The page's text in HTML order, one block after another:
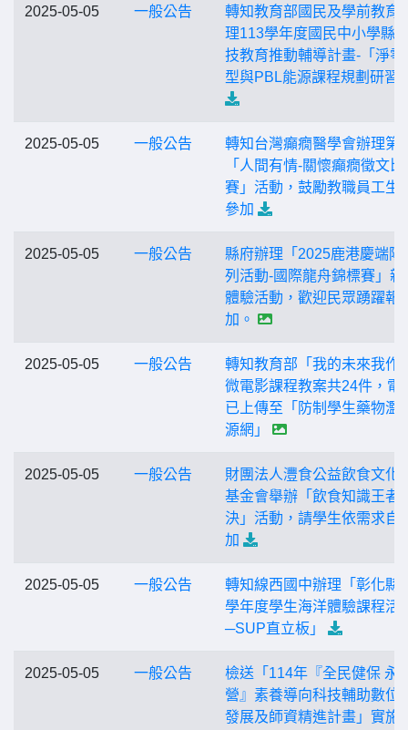
2025-05-05 一般公告
轉知教育部國民及學前教育
理113學年度國民中小學縣
技教育推動輔導計畫-「淨零
型與PBL能源課程規劃研習
2025-05-05 一般公告
轉知台灣癲癇醫學會辦理第
「人間有情-關懷癲癇徵文比
賽」活動，鼓勵教職員工生
參加
2025-05-05 一般公告
縣府辦理「2025鹿港慶端陽
列活動-國際龍舟錦標賽」親
體驗活動，歡迎民眾踴躍報
加。
2025-05-05 一般公告
轉知教育部「我的未來我作
微電影課程教案共24件，電
已上傳至「防制學生藥物濫
源網」
2025-05-05 一般公告
財團法人灃食公益飲食文化
基金會舉辦「飲食知識王者
決」活動，請學生依需求自
加
2025-05-05 一般公告
轉知線西國中辦理「彰化縣
學年度學生海洋體驗課程活
─SUP直立板」
2025-05-05 一般公告
檢送「114年『全民健保 永
營』素養導向科技輔助數位
發展及師資精進計畫」實施